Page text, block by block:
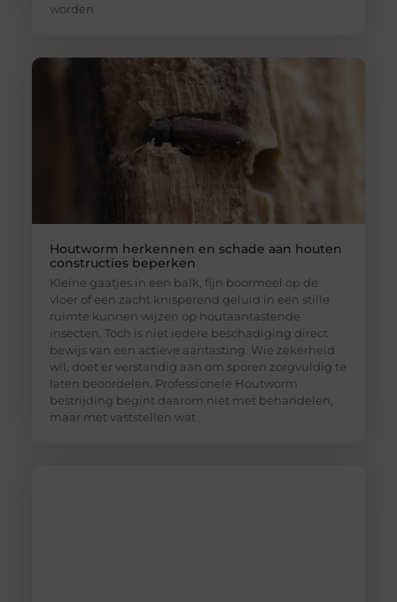
worden
Houtworm herkennen en schade aan houten
constructies beperken
Kleine gaatjes in een balk, fijn boormeel op de
vloer of een zacht knisperend geluid in een stille
ruimte kunnen wijzen op houtaantastende
insecten. Toch is niet iedere beschadiging direct
bewijs van een actieve aantasting. Wie zekerheid
wil, doet er verstandig aan om sporen zorgvuldig te
laten beoordelen. Professionele Houtworm
bestrijding begint daarom niet met behandelen,
maar met vaststellen wat